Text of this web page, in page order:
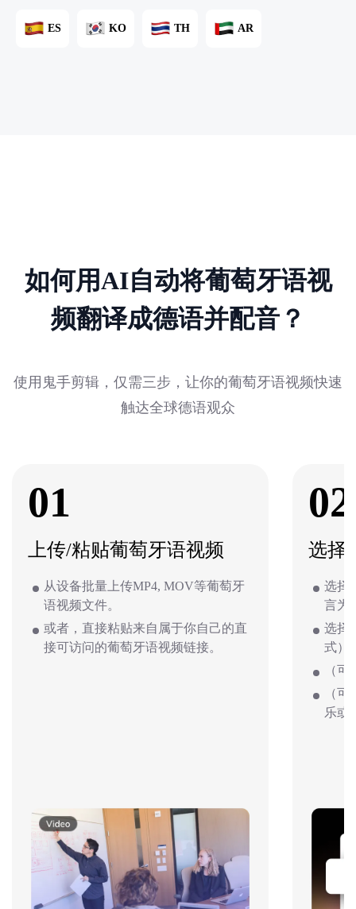
ES KO TH AR
如何用AI自动将葡萄牙语视
频翻译成德语并配音？
使用鬼手剪辑，仅需三步，让你的葡萄牙语视频快速
触达全球德语观众
01
上传/粘贴葡萄牙语视频
从设备批量上传MP4, MOV等葡萄牙
语视频文件。
或者，直接粘贴来自属于你自己的直
接可访问的葡萄牙语视频链接。
02
选择
选择
言为
选择
式）
（
（
乐或